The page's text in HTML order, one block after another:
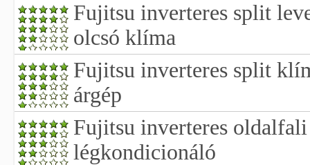
Fujitsu inverteres split
olcsó klíma
Fujitsu inverteres split
árgép
Fujitsu inverteres
légkondicionáló